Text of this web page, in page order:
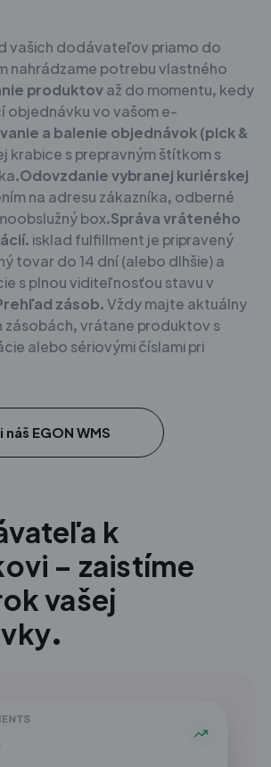
vašich dodávateľov priamo do
nahrádzame potrebu vlastného
produktovaž do momentu, kedy
objednávku vo vašom e-
a balenie objednávok (pick &
krabice s prepravným štítkom s
Odovzdanie vybranej kuriérskej
na adresu zákazníka, odberné
box.Správa vráteného
isklad fulfillment je pripravený
tovar do 14 dní (alebo dlhšie) a
s plnou viditeľnosťou stavu v
zásob.Vždy majte aktuálny
zásobách, vrátane produktov s
alebo sériovými číslami pri
EGON WMS
k
– zaistíme
vašej